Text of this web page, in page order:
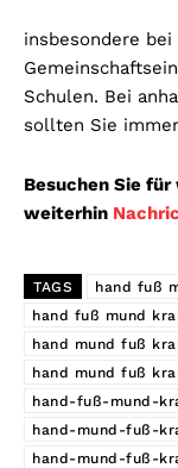
insbesondere
Schulen. Bei
sollten Sie
Besuchen Sie
weiterhin
TAGS
hand fuß
hand fuß mund
hand mund fuß
hand mund fuß
hand-fuß-mund-
hand-mund-fuß-
hand-mund-fuß-